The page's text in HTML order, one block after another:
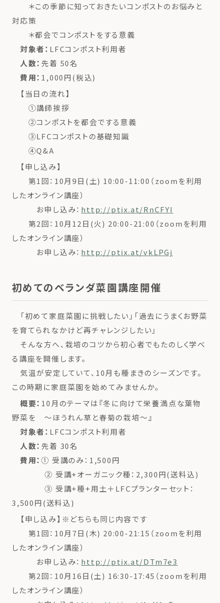
＊この季節に知っておきたいコンポストのお悩みと
対応策
＊都会でコンポストをする意義
対象者： LFCコンポスト利用者
人数： 先着 50名
費用： 1,000円(税込)
【当日の流れ】
①講師挨拶
②コンポストを都会でする意義
③LFCコンポストの基礎知識
④Q&A
【申し込み】
第1回：10月9日(土) 10:00-11:00（zoomを利用
したオンライン講座）
お申し込み： http://ptix.at/RnCFYI
第2回：10月12日(火) 20:00-21:00（zoomを利用
したオンライン講座）
お申し込み： http://ptix.at/vkLPGj
初めてのベランダ菜園講座開催
「初めて家庭菜園に挑戦したい」「過去にうまくお野菜
を育てられなかけど再チャレンジしたい」
そんな方へ、栽培のコツから初心者でもたのしく学べ
る講座を開催します。
気温が安定していて、10月も種まきのシーズンです。
この時期に家庭菜園を始めてみませんか。
概要： 10月のテーマは『冬に向けて栄養満点な葉物
野菜を 〜ほうれん草と春菊の栽培〜』
対象者： LFCコンポスト利用者
人数： 先着 30名
費用：① 受講のみ：1,500円
② 受講+オーガニック種：2,300円(送料込)
③ 受講+種+用土＋LFCプランターセット：
3,500円(送料込)
【申し込み】※どちらも同じ内容です
第1回：10月7日(木) 20:00-21:15（zoomを利用
したオンライン講座）
お申し込み： http://ptix.at/DTm7e3
第2回：10月16日(土) 16:30-17:45（zoomを利用
したオンライン講座）